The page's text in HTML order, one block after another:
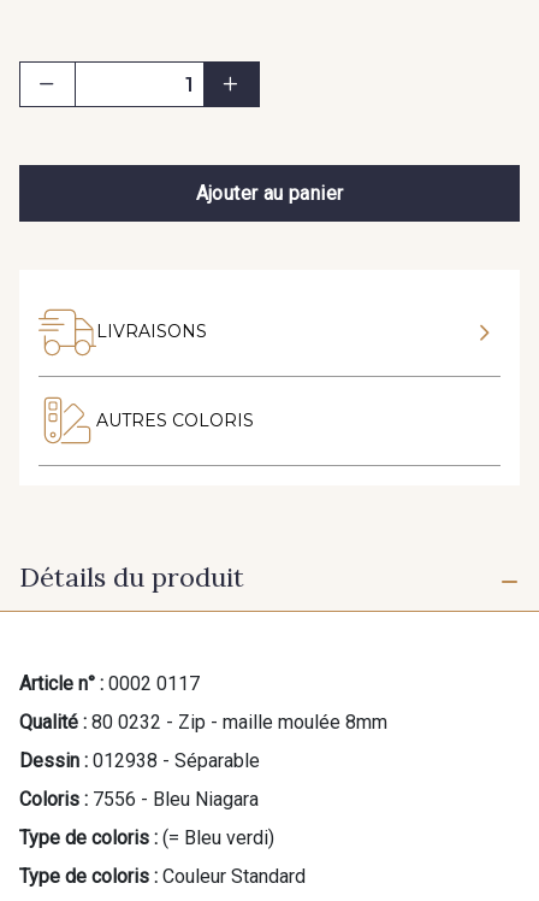
Ajouter au panier
LIVRAISONS
AUTRES COLORIS
Détails du produit
Article n° : 0002 0117
Qualité : 80 0232 - Zip - maille moulée 8mm
Dessin : 012938 - Séparable
Coloris : 7556 - Bleu Niagara
Type de coloris : (= Bleu verdi)
Type de coloris : Couleur Standard